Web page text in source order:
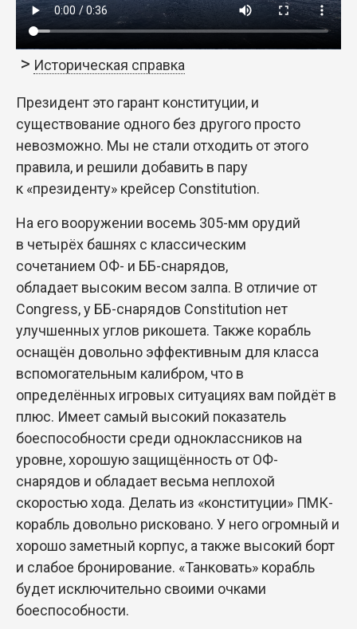
Историческая справка
Президент это гарант конституции, и
существование одного без другого просто
невозможно. Мы не стали отходить от этого
правила, и решили добавить в пару
к «президенту» крейсер Constitution.
На его вооружении восемь 305-мм орудий
в четырёх башнях с классическим
сочетанием ОФ- и ББ-снарядов,
обладает высоким весом залпа. В отличие от
Congress, у ББ-снарядов Constitution нет
улучшенных углов рикошета. Также корабль
оснащён довольно эффективным для класса
вспомогательным калибром, что в
определённых игровых ситуациях вам пойдёт в
плюс. Имеет самый высокий показатель
боеспособности среди одноклассников на
уровне, хорошую защищённость от ОФ-
снарядов и обладает весьма неплохой
скоростью хода. Делать из «конституции» ПМК-
корабль довольно рисковано. У него огромный и
хорошо заметный корпус, а также высокий борт
и слабое бронирование. «Танковать» корабль
будет исключительно своими очками
боеспособности.